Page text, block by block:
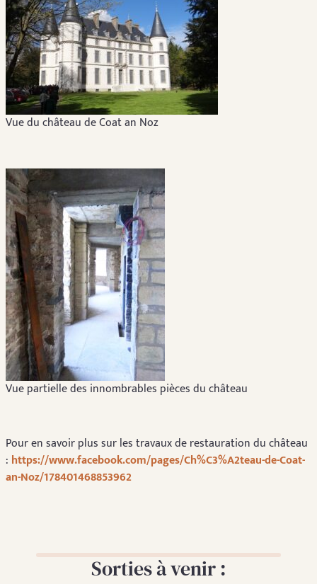
Vue du château de Coat an Noz
Vue partielle des innombrables pièces du château
Pour en savoir plus sur les travaux de restauration du château
: https://www.facebook.com/pages/Ch%C3%A2teau-de-Coat-
an-Noz/178401468853962
Sorties à venir :